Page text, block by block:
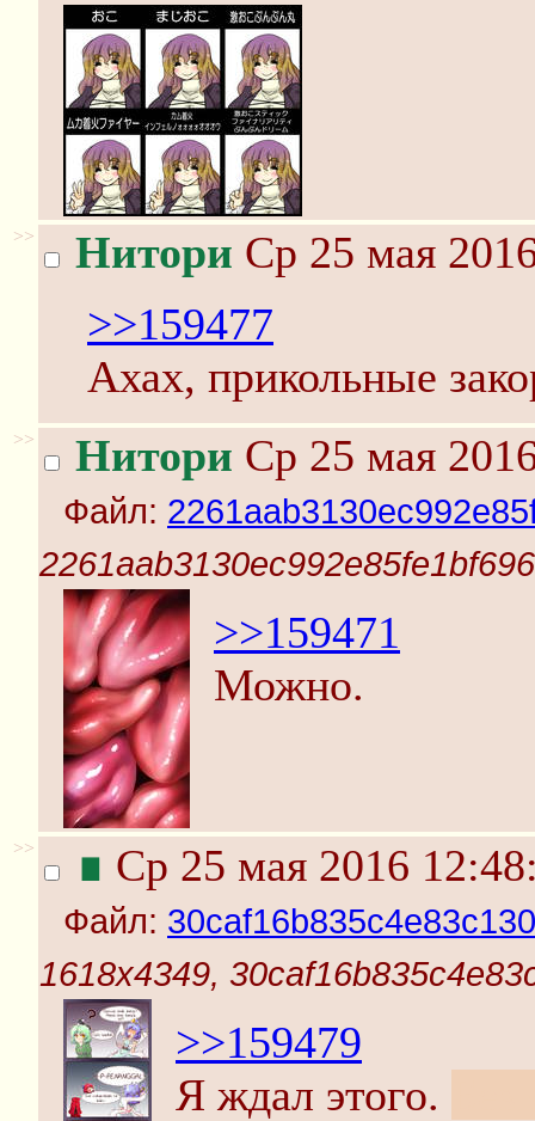
>> Нитори Ср 25 мая
>>159477
Ахах, прикольные
>> Нитори Ср 25 мая
Файл:
>>159471
Можно.
>> ∎ Ср 25 мая 2016
Файл:
1618x4349,
>>159479
Я ждал этого.